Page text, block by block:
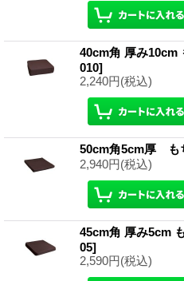
40cm角 厚み10cm
010]
2,240円(税込)
50cm角5cm厚 も
2,940円(税込)
45cm角 厚み5cm
05]
2,590円(税込)